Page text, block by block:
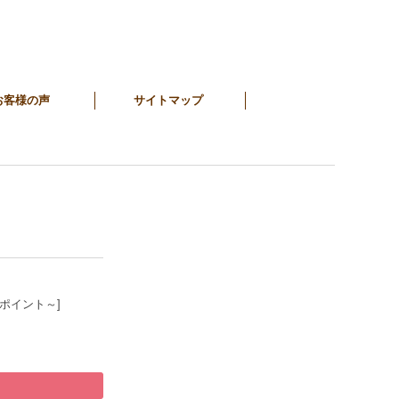
客様の声 サイトマップ
イント～]